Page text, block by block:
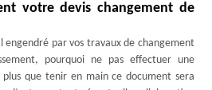
votre devis changement de
par vos travaux de changement
pourquoi ne pas effectuer une
que tenir en main ce document sera